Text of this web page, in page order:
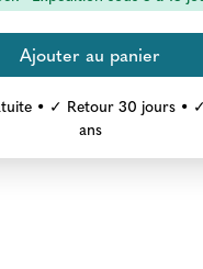
• ✓ Retour 30 jours •
ans